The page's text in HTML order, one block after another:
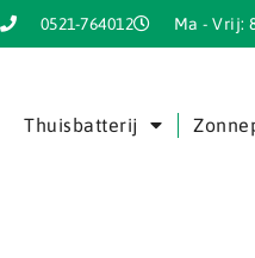
0521-764012 Ma - Vrij:
Thuisbatterij